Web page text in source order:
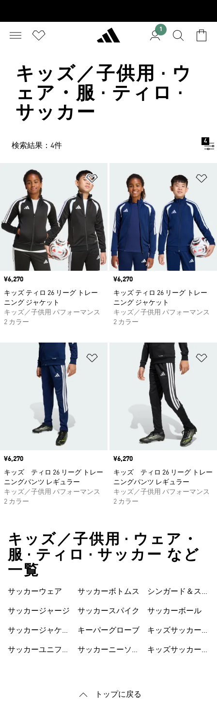
1
キッズ／子供用 · ウ
ェア・服 · ティロ ·
サッカー
検索結果：4件
4
ほしいものリストに追加
価格
¥6,270
キッズ ティロ 26 リーグ トレー
ニング ジャケット
キッズ／子供用 パフォーマンス
2 カラー
価格
¥6,270
キッズ ティロ 26 リーグ トレー
ニング ジャケット
キッズ／子供用 パフォーマンス
2 カラー
ほしいものリストに追加
価格
¥6,270
キッズ ティロ 26 リーグ トレー
ニングパンツ レギュラー
キッズ／子供用 パフォーマンス
2 カラー
価格
¥6,270
キッズ ティロ 26 リーグ トレー
ニングパンツ レギュラー
キッズ／子供用 パフォーマンス
2 カラー
キッズ／子供用 • ウェア・
服 • ティロ • サッカー など
一覧
サッカーウェア
サッカージャージ
サッカージャケッ
サッカーユニフォ
サッカーボトムス
サッカースパイク
キーパーグローブ
サッカーニーソッ
シンガード＆スト
サッカーボール
キッズサッカーウ
キッズサッカーシ
トップに戻る